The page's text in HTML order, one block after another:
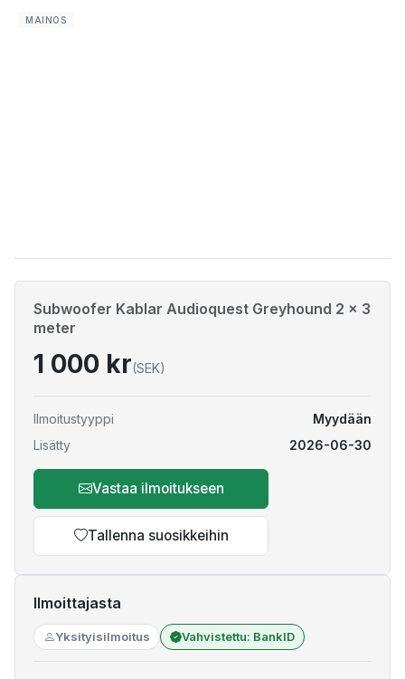
Subwoofer Kablar Audioquest Greyhound 2 x 3
meter
1 000 kr(SEK)
Ilmoitustyyppi
Myydään
Lisätty
2026-06-30
Vastaa ilmoitukseen
Tallenna suosikkeihin
Ilmoittajasta
Yksityisilmoitus Vahvistettu: BankID